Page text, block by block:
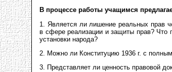
В процессе работы учащимся
1. Является ли лишение реальных прав
в сфере реализации и защиты прав? Что
установки народа?
2. Можно ли Конституцию 1936 г. с
3. Представляет ли ценность правовой